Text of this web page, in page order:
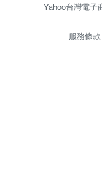
Yahoo台灣電
服務條款